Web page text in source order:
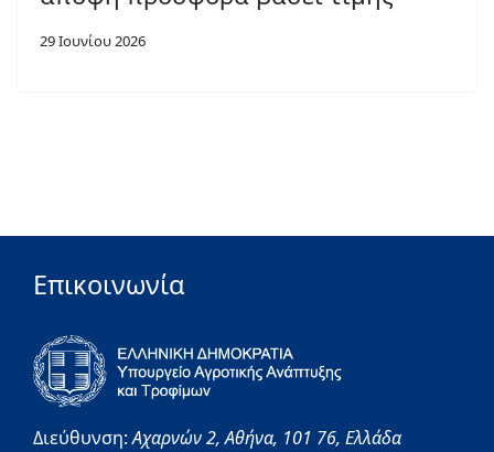
29 Ιουνίου 2026
Επικοινωνία
Διεύθυνση:Αχαρνών 2,Αθήνα, 101 76, Ελλάδα